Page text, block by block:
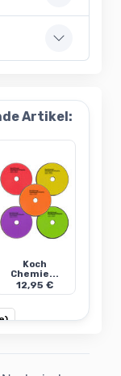
Artikel:
Koch
Chemie...
12,95 €